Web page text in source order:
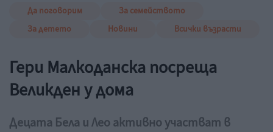
Да поговорим
За семейството
За детето
Новини Всички възрасти
Гери Малкоданска посреща
Великден у дома
Децата Бела и Лео активно участват в